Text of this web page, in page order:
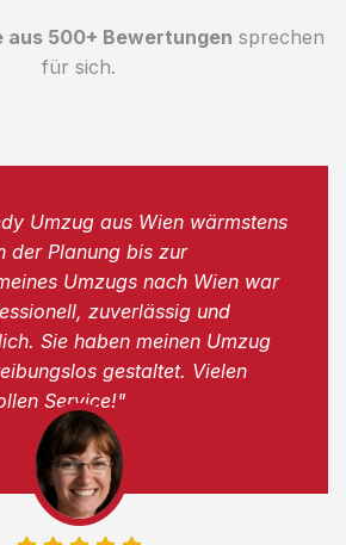
aus 500+ Bewertungen sprechen
für sich.
Umzug aus Wien wärmstens
der Planung bis zur
Umzugs nach Wien war
zuverlässig und
Sie haben meinen Umzug
gestaltet. Vielen
Service!"